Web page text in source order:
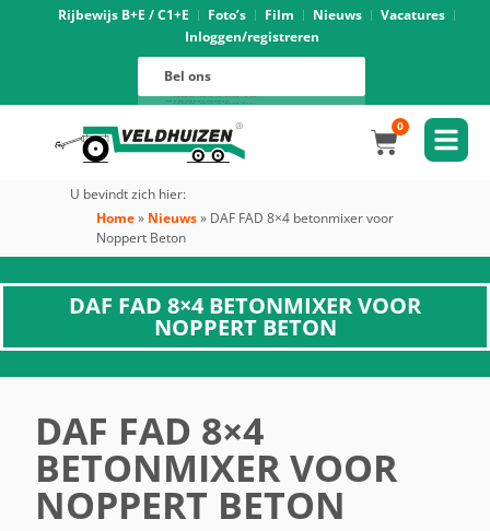
Rijbewijs B+E / C1+E Foto’s Film Nieuws
Vacatures
Inloggen/registreren
Bel ons
0
U bevindt zich hier:
Home» Nieuws» DAF FAD 8×4 betonmixer voor
Noppert Beton
DAF FAD 8×4 BETONMIXER VOOR
NOPPERT BETON
DAF FAD 8×4
BETONMIXER VOOR
NOPPERT BETON